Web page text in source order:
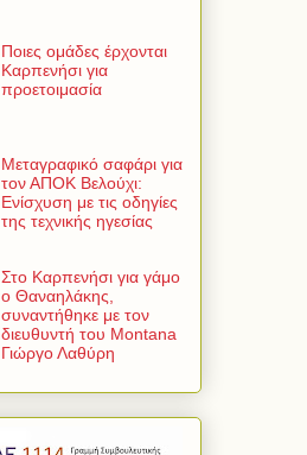
Ποιες ομάδες έρχονται
Καρπενήσι για
προετοιμασία
Μεταγραφικό σαφάρι για
τον ΑΠΟΚ Βελούχι:
Ενίσχυση με τις οδηγίες
της τεχνικής ηγεσίας
Στο Καρπενήσι για γάμο
ο Θαναηλάκης,
συναντήθηκε με τον
διευθυντή του Montana
Γιώργο Λαθύρη